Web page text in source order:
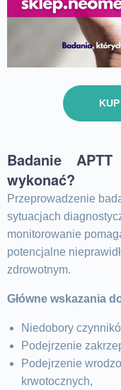
Badanie
wykonać?
Przeprowadzenie
sytuacjach
monitorowanie
potencjalne
zdrowotnym.
Główne wskazania
Niedobory
Podejrzenie
Podejrzenie
krwotocznych,